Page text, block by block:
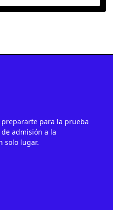
para la prueba
de admisión a la
solo lugar.